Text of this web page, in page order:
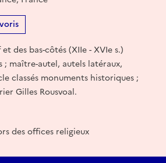
des bas-côtés (XIIe - XVIe s.)
maître-autel, autels latéraux,
classés monuments historiques ;
Gilles Rousvoal.
des offices religieux